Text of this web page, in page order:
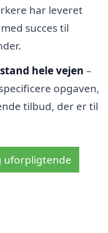
har leveret
succes til
hele vejen –
opgaven,
tilbud, der er til
uforpligtende